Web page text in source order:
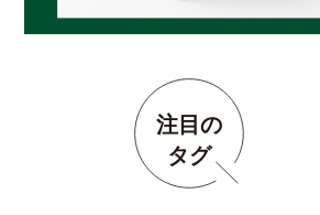
注目の
タグ